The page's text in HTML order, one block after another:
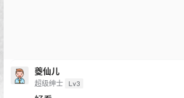
夔仙儿
超级绅士 Lv3